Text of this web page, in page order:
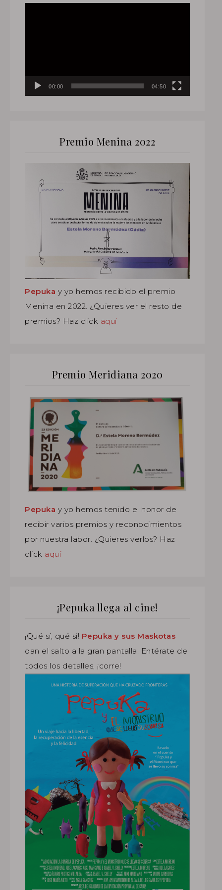
00:00 04:50
Premio Menina 2022
Pepuka y yo hemos recibido el premio
Menina en 2022. ¿Quieres ver el resto de
premios? Haz click aquí
Premio Meridiana 2020
Pepuka y yo hemos tenido el honor de
recibir varios premios y reconocimientos
por nuestra labor. ¿Quieres verlos? Haz
click aquí
¡Pepuka llega al cine!
¡Qué sí, qué si! Pepuka y sus Maskotas
dan el salto a la gran pantalla. Entérate de
todos los detalles, ¡corre!